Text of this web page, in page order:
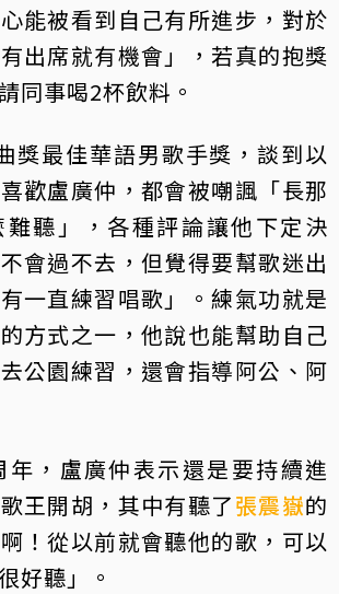
能被看到自己有所進步，對於
出席就有機會」，若真的抱獎
同事喝2杯飲料。
獎最佳華語男歌手獎，談到以
歡盧廣仲，都會被嘲諷「長那
聽」，各種評論讓他下定決
會過不去，但覺得要幫歌迷出
一直練習唱歌」。練氣功就是
方式之一，他說也能幫助自己
公園練習，還會指導阿公、阿
年，盧廣仲表示還是要持續進
王開胡，其中有聽了張震嶽的
！從以前就會聽他的歌，可以
好聽」。